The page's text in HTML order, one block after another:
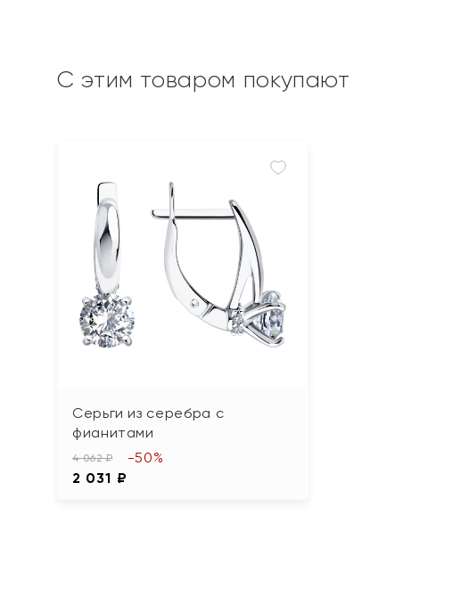
С этим товаром покупают
Серьги из серебра с
фианитами
4 062 ₽
2 031 ₽
-50%